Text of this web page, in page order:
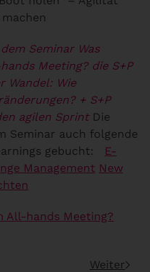
Seminar Was
Meeting? die S+P
Wandel: Wie
+ S+P
agilen SprintDie
Seminar auch folgende
gebucht:
E-
Management New
All-hands Meeting?
Weiter